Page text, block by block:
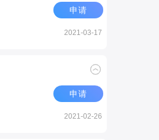
申请
2021-03-17
申请
2021-02-26